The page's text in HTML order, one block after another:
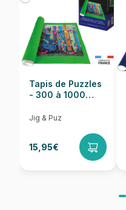
Nombre de pièces
Dimensions
Tapis de Puzzles
- 300 à 1000
Jig & Puz
15,95€